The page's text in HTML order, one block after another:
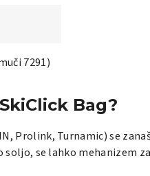
7291)
Bag?
Prolink, Turnamic) se
se lahko mehanizem